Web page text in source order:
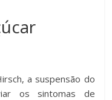
a suspensão do
os sintomas de